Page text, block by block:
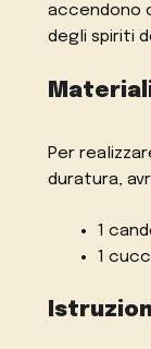
accendono
degli spiriti
Per
duratura,
1
1